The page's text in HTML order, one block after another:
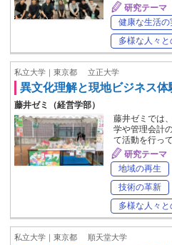
研究テーマ
健康な生活の
多様な人々と
私立大学｜東京都 立正大学
異文化理解と現地ビジネス
藤井ゼミ（経営学部）
藤井ゼミでは
学や管理会計
て活動を行っ
研究テーマ
地域の再生
技術の革新
多様な人々と
私立大学｜東京都 順天堂大学